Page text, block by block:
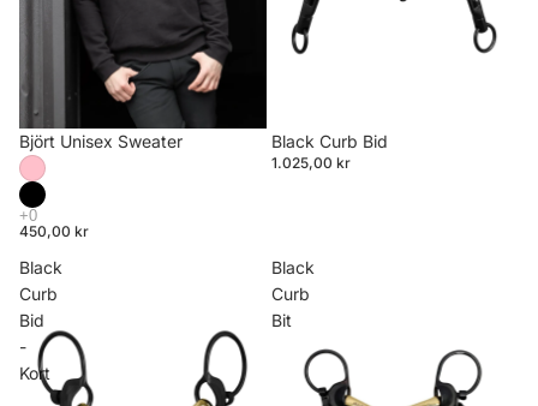
Björt Unisex Sweater
450,00 kr
Black Curb Bid
1.025,00 kr
Black
Curb
Bid
-
Kort
Black
Curb
Bit